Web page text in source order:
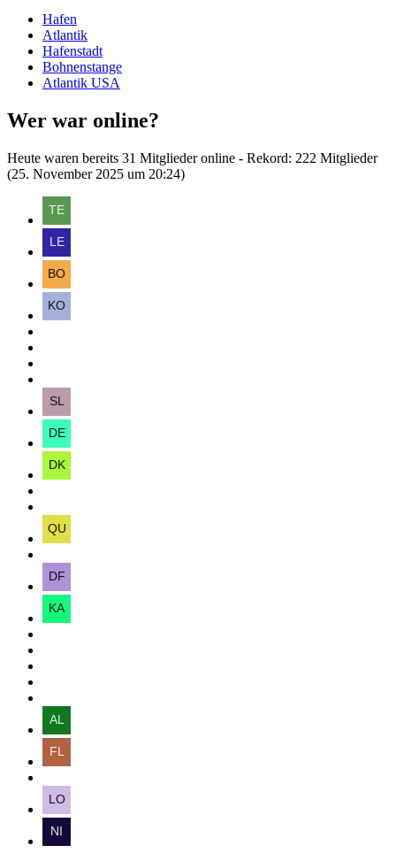
Hafen
Atlantik
Hafenstadt
Bohnenstange
Atlantik USA
Wer war online?
Heute waren bereits 31 Mitglieder online - Rekord: 222 Mitglieder
(25. November 2025 um 20:24)